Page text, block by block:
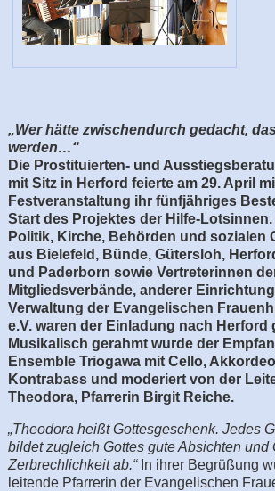
„Wer hätte zwischendurch gedacht,
werden…“
Die Prostituierten- und
mit Sitz in Herford feierte am 29. April
Festveranstaltung ihr fünfjähriges
Start des Projektes der Hilfe-Lotsinnen.
Politik, Kirche, Behörden und sozialen
aus Bielefeld, Bünde, Gütersloh,
und Paderborn sowie Vertreterinnen
Mitgliedsverbände, anderer
Verwaltung der Evangelischen
e.V. waren der Einladung nach Herford
Musikalisch gerahmt wurde der
Ensemble Triogawa mit Cello,
Kontrabass und moderiert von der
Theodora, Pfarrerin Birgit Reiche.
„Theodora heißt Gottesgeschenk. Jedes
bildet zugleich Gottes gute Absichten und
Zerbrechlichkeit ab.“In ihrer Begrüßung
leitende Pfarrerin der Evangelischen